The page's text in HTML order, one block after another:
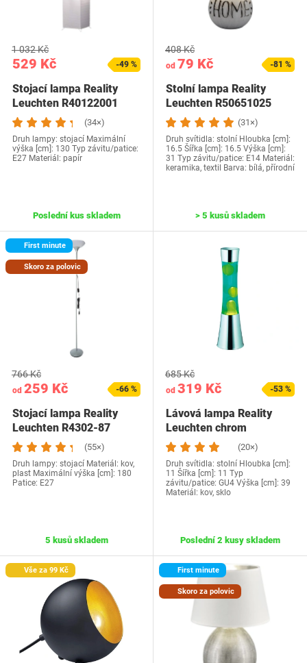
529 Kč
1 032 Kč
-49 %
Stojací lampa Reality
Leuchten R40122001
(34×)
Druh lampy: stojací Maximální
výška [cm]: 130 Typ závitu/patice:
E27 Materiál: papír
Poslední kus skladem
od 79 Kč
408 Kč
-81 %
Stolní lampa Reality
Leuchten R50651025
ESNA
(31×)
Druh svítidla: stolní Hloubka [cm]:
16.5 Šířka [cm]: 16.5 Výška [cm]:
31 Typ závitu/patice: E14 Materiál:
keramika, textil Barva: bílá, přírodní
> 5 kusů skladem
First minute
Skoro za polovic
od 259 Kč
766 Kč
-66 %
Stojací lampa Reality
Leuchten R4302-87
(55×)
Druh lampy: stojací Materiál: kov,
plast Maximální výška [cm]: 180
Patice: E27
5 kusů skladem
od 319 Kč
685 Kč
-53 %
Lávová lampa Reality
Leuchten chrom
(20×)
Druh svítidla: stolní Hloubka [cm]:
11 Šířka [cm]: 11 Typ
závitu/patice: GU4 Výška [cm]: 39
Materiál: kov, sklo
Poslední 2 kusy skladem
Vše za 99 Kč First minute
Skoro za polovic